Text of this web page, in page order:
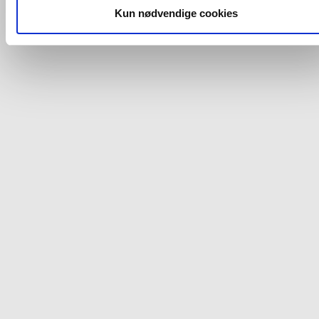
dit samtykke, hvis du måtte ønske det.
Du kan se mere om, hvordan vi behandler dine
Kun nødvendige cookies